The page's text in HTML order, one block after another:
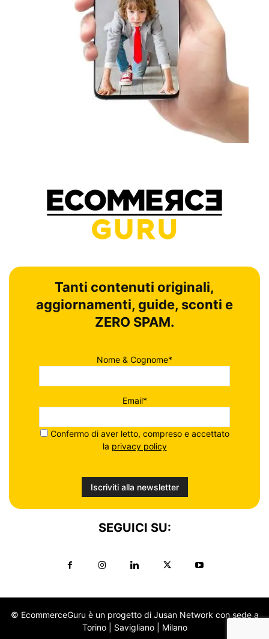
Tanti contenuti originali,
aggiornamenti, guide, sconti e
ZERO SPAM.
Nome & Cognome*
Email*
Confermo di aver letto, compreso e accettato
la privacy policy
SEGUICI SU:
© EcommerceGuru è un progetto di Jusan Network con sede a
Torino | Savigliano | Milano